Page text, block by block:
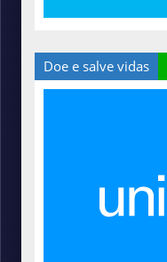
Doe e salve vidas